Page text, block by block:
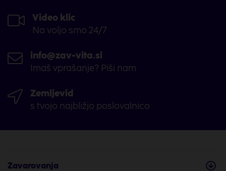
Video klic
Na voljo smo 24/7
info@zav-vita.si
Imaš vprašanje? Piši nam
Zemljevid
s tvojo najbližjo poslovalnico
Zavarovanja